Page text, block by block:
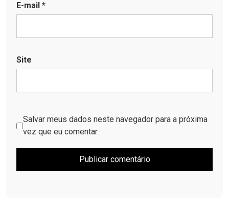
E-mail *
Site
Salvar meus dados neste navegador para a próxima
vez que eu comentar.